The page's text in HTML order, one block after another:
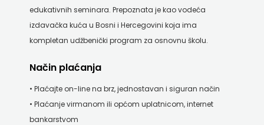
edukativnih seminara. Prepoznata je kao vodeća
izdavačka kuća u Bosni i Hercegovini koja ima
kompletan udžbenički program za osnovnu školu.
Način plaćanja
• Plaćajte on-line na brz, jednostavan i siguran način
• Plaćanje virmanom ili općom uplatnicom, internet
bankarstvom